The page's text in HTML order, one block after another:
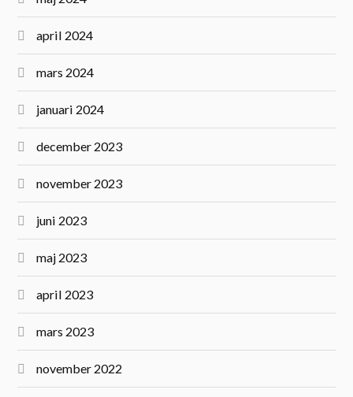
april 2024
mars 2024
januari 2024
december 2023
november 2023
juni 2023
maj 2023
april 2023
mars 2023
november 2022